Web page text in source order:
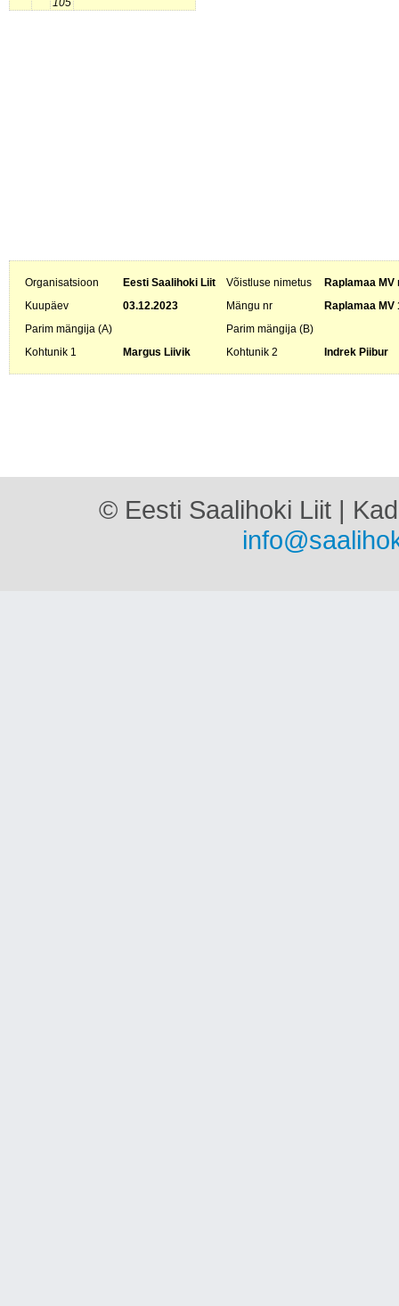
105
Organisatsioon Eesti Saalihoki Liit Võistluse nimetus
Raplamaa
Kuupäev
03.12.2023 Mängu nr
Raplamaa MV
Parim mängija (A)
Parim mängija (B)
Kohtunik 1
Margus Liivik Kohtunik 2 Indrek Piibur
© Eesti Saalihoki Liit |